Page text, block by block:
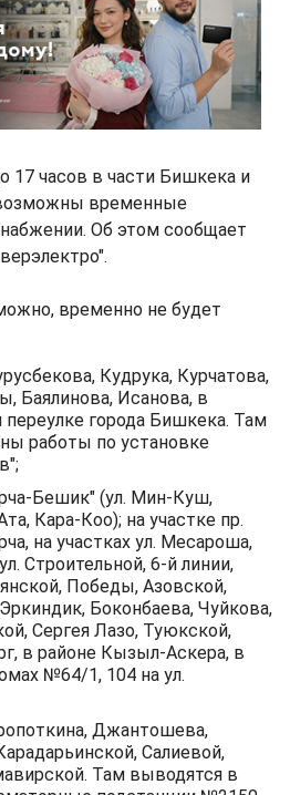
17 часов в части Бишкека и
временные
Об этом сообщает
временно не будет
Кудрука, Курчатова,
Баялинова, Исанова, в
города Бишкека. Там
работы по установке
Бешик" (ул. Мин-Куш,
Кара-Коо); на участке пр.
на участках ул. Месароша,
Строительной, 6-й линии,
Победы, Азовской,
Боконбаева, Чуйкова,
Сергея Лазо, Туюкской,
в районе Кызыл-Аскера, в
№64/1, 104 на ул.
Джантошева,
Салиевой,
Там выводятся в